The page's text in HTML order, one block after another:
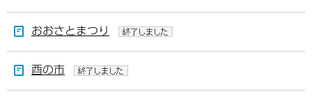
おおさとまつり
酉の市